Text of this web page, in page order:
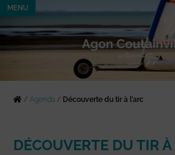
MENU
/Agenda / Découverte du tir à l’arc
DÉCOUVERTE DU TIR À